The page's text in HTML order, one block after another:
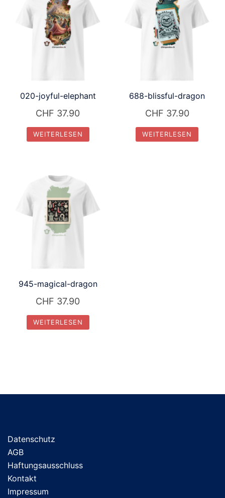
020-joyful-elephant
CHF 37.90
WEITERLESEN
688-blissful-dragon
CHF 37.90
WEITERLESEN
945-magical-dragon
CHF 37.90
WEITERLESEN
Datenschutz
AGB
Haftungsausschluss
Kontakt
Impressum